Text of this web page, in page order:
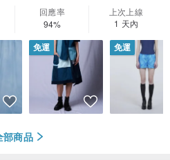
回應率
94%
上次上線
1 天內
免運 免運
部商品